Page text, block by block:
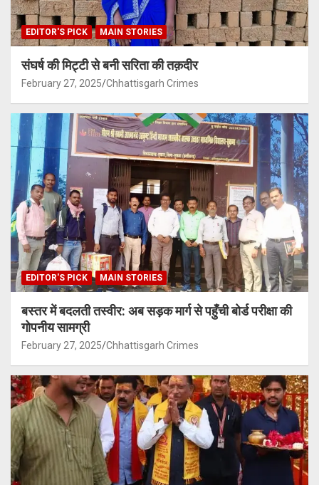
EDITOR'S PICK MAIN STORIES
संघर्ष की मिट्टी से बनी सरिता की तक़दीर
February 27, 2025 Chhattisgarh Crimes
EDITOR'S PICK MAIN STORIES
बस्तर में बदलती तस्वीर: अब सड़क मार्ग से पहुँची बोर्ड परीक्षा की
गोपनीय सामग्री
February 27, 2025 Chhattisgarh Crimes